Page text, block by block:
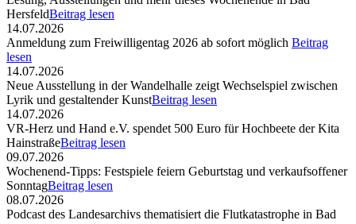
HersfeldBeitrag lesen
14.07.2026
Anmeldung zum Freiwilligentag 2026 ab sofort möglich Beitrag
lesen
14.07.2026
Neue Ausstellung in der Wandelhalle zeigt Wechselspiel zwischen
Lyrik und gestaltender KunstBeitrag lesen
14.07.2026
VR-Herz und Hand e.V. spendet 500 Euro für Hochbeete der Kita
HainstraßeBeitrag lesen
09.07.2026
Wochenend-Tipps: Festspiele feiern Geburtstag und verkaufsoffener
SonntagBeitrag lesen
08.07.2026
Podcast des Landesarchivs thematisiert die Flutkatastrophe in Bad